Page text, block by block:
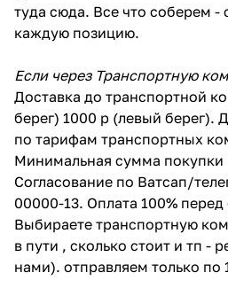
туда сюда. Все что соберем -
каждую позицию.
Если через Транспортную
Доставка до транспортной
берег) 1000 р (левый берег).
по тарифам транспортных
Минимальная сумма покупки
Согласование по Ватсап/
00000-13. Оплата 100%
Выбираете транспортную
в пути , сколько стоит и тп -
нами). отправляем только по